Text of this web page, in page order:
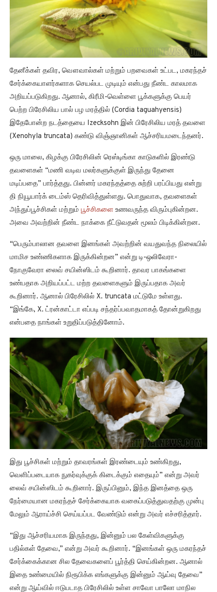
தேனீக்கள் தவிர, வௌவால்கள் மற்றும் பறவைகள் உட்பட, மகரந்தச்
சேர்க்கையாளர்களாக செயல்பட முடியும் என்பது நீண்ட காலமாக
அறியப்படுகிறது. ஆனால், கிரீமி-வெள்ளை பூக்களுக்கு பெயர்
பெற்ற பிரேசிலிய பால் பழ மரத்தில் (Cordia taguahyensis)
இதேபோன்ற நடத்தையை Izecksohn இன் பிரேசிலிய மரத் தவளை
(Xenohyla truncata) கண்டு விஞ்ஞானிகள் ஆச்சரியமடைந்தனர்.
ஒரு மாலை, கிழக்கு பிரேசிலின் ரெஸ்டிங்கா காடுகளில் இரண்டு
தவளைகள் “மணி வடிவ மலர்களுக்குள் இருந்து தேனை
மடிப்பதை” பார்த்தது. பின்னர் மகரந்தத்தை சுற்றி பரப்பியது என்று
தி நியூயார்க் டைம்ஸ் தெரிவித்துள்ளது. பொதுவாக, தவளைகள்
அந்துப்பூச்சிகள் மற்றும் பூச்சிகளை உணவருந்த விரும்புகின்றன.
அவை அவற்றின் நீண்ட நாக்கை நீட்டுவதன் மூலம் பிடிக்கின்றன.
“பெரும்பாலான தவளை இனங்கள் அவற்றின் வயதுவந்த நிலையில்
மாமிச உண்ணிகளாக இருக்கின்றன” என்று டி-ஒலிவேரா-
நோகுவேரா லைவ் சயின்ஸிடம் கூறினார். தாவர பாகங்களை
உண்பதாக அறியப்பட்ட மற்ற தவளைகளும் இருப்பதாக அவர்
கூறினார். ஆனால் பிரேசிலில் X. truncata மட்டுமே உள்ளது.
“இங்கே, X. ட்ரன்காட்டா எப்படி சந்தர்ப்பவாதமாகத் தோன்றுகிறது
என்பதை நாங்கள் உறுதிப்படுத்தினோம்.
இது பூச்சிகள் மற்றும் தாவரங்கள் இரண்டையும் உண்கிறது,
வெளிப்படையாக நுகர்வுக்குக் கிடைக்கும் எதையும்” என்று அவர்
லைவ் சயின்ஸிடம் கூறினார். இருப்பினும், இந்த இனத்தை ஒரு
நேர்மையான மகரந்தச் சேர்க்கையாக வகைப்படுத்துவதற்கு முன்பு
மேலும் ஆராய்ச்சி செய்யப்பட வேண்டும் என்று அவர் எச்சரித்தார்.
“இது ஆச்சரியமாக இருந்தது, இன்னும் பல கேள்விகளுக்கு
பதில்கள் தேவை,” என்று அவர் கூறினார். “இனங்கள் ஒரு மகரந்தச்
சேர்க்கைக்கான சில தேவைகளைப் பூர்த்தி செய்கின்றன. ஆனால்
இதை உண்மையில் நிரூபிக்க எங்களுக்கு இன்னும் ஆய்வு தேவை”
என்று ஆய்வில் ஈடுபடாத பிரேசிலில் உள்ள சாவோ பாலோ மாநில